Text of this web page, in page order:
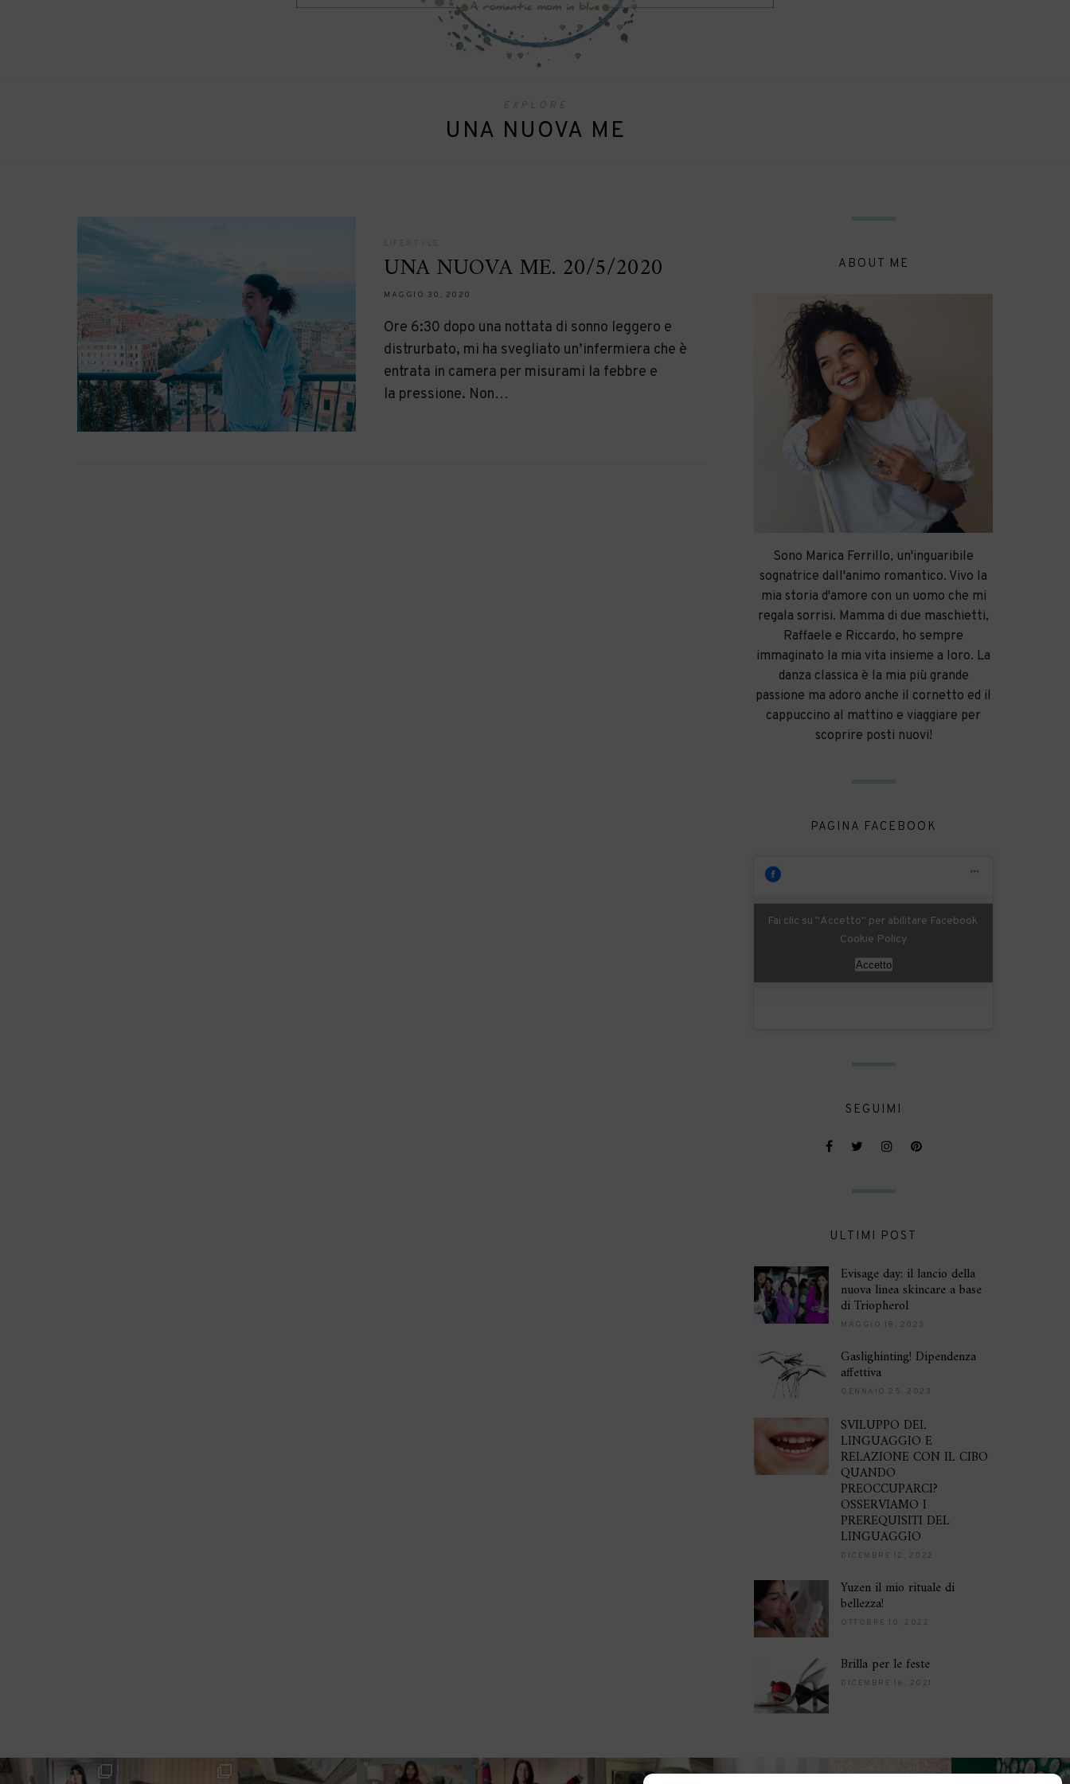
UNA NUOVA ME
UNA NUOVA ME. 20/5/2020
MAGGIO 30, 2020
Ore 6:30 dopo una nottata di sonno leggero e
distrurbato, mi ha svegliato un’infermiera che è
entrata in camera per misurami la febbre e
la pressione. Non…
ABOUT ME
Sono Marica Ferrillo, un'inguaribile
sognatrice dall'animo romantico. Vivo la
mia storia d'amore con un uomo che mi
regala sorrisi. Mamma di due maschietti,
Raffaele e Riccardo, ho sempre
immaginato la mia vita insieme a loro. La
danza classica è la mia più grande
passione ma adoro anche il cornetto ed il
cappuccino al mattino e viaggiare per
scoprire posti nuovi!
PAGINA FACEBOOK
Fai clic su "Accetto" per abilitare Facebook
Cookie Policy
Accetto
SEGUIMI
ULTIMI POST
Evisage day: il lancio della
nuova linea skincare a base
di Triopherol
MAGGIO 18, 2023
Gaslighinting! Dipendenza
affettiva
GENNAIO 25, 2023
SVILUPPO DEL
LINGUAGGIO E
RELAZIONE CON IL CIBO
QUANDO
PREOCCUPARCI?
OSSERVIAMO I
PREREQUISITI DEL
LINGUAGGIO
DICEMBRE 12, 2022
Yuzen il mio rituale di
bellezza!
OTTOBRE 10, 2022
Brilla per le feste
DICEMBRE 16, 2021